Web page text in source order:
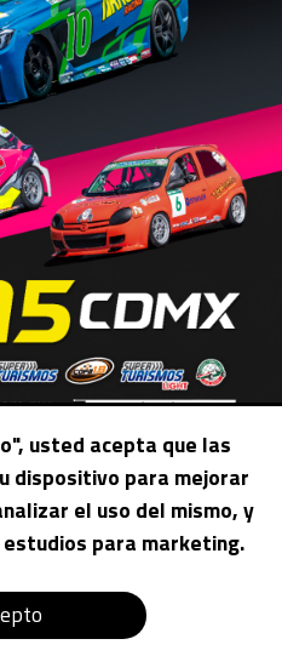
usted acepta que las
dispositivo para mejorar
el uso del mismo, y
para marketing.